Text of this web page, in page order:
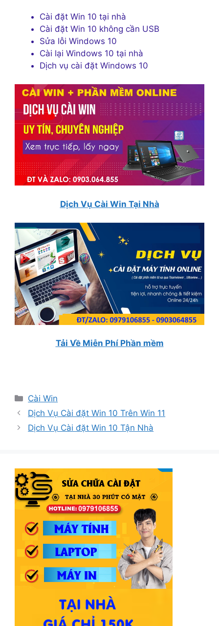
Cài đặt Win 10 tại nhà
Cài đặt Win 10 không cần USB
Sửa lỗi Windows 10
Cài lại Windows 10 tại nhà
Dịch vụ cài đặt Windows 10
Dịch Vụ Cài Win Tại Nhà
Tải Về Miễn Phí Phần mềm
Danh
mục
Cài Win
Dịch Vụ Cài đặt Win 10 Trên Win 11
Dịch Vụ Cài đặt Win 10 Tận Nhà